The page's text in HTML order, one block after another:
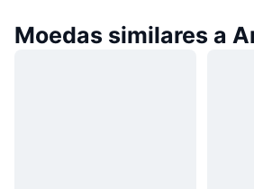
Moedas similares a